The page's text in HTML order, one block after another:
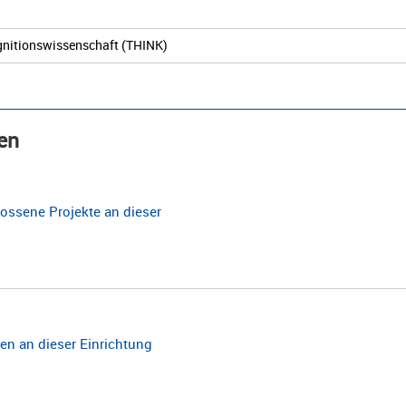
(THINK)
Projekte an dieser
an dieser Einrichtung